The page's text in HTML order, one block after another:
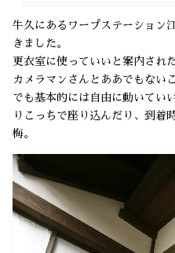
牛久にあるワープステーション
きました。
更衣室に使っていいと案内され
カメラマンさんとああでもない
でも基本的には自由に動いてい
りこっちで座り込んだり、到着
梅。